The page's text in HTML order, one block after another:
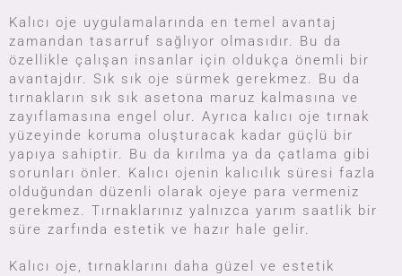
Kalıcı oje uygulamalarında en temel avantaj
zamandan tasarruf sağlıyor olmasıdır. Bu da
özellikle çalışan insanlar için oldukça önemli bir
avantajdır. Sık sık oje sürmek gerekmez. Bu da
tırnakların sık sık asetona maruz kalmasına ve
zayıflamasına engel olur. Ayrıca kalıcı oje tırnak
yüzeyinde koruma oluşturacak kadar güçlü bir
yapıya sahiptir. Bu da kırılma ya da çatlama gibi
sorunları önler. Kalıcı ojenin kalıcılık süresi fazla
olduğundan düzenli olarak ojeye para vermeniz
gerekmez. Tırnaklarınız yalnızca yarım saatlik bir
süre zarfında estetik ve hazır hale gelir.
Kalıcı oje, tırnaklarını daha güzel ve estetik